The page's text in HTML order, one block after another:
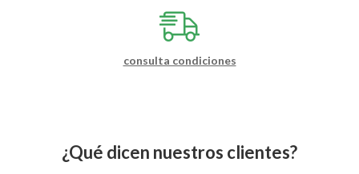
consulta condiciones
¿Qué dicen nuestros clientes?